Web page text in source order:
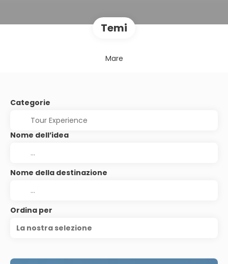
Temi
Mare
Categorie
Nome dell’idea
Nome della destinazione
Ordina per
La nostra selezione